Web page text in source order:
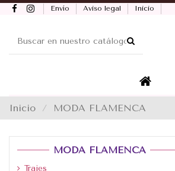
Envío Aviso legal Inicio
Inicio MODA FLAMENCA
MODA FLAMENCA
Trajes